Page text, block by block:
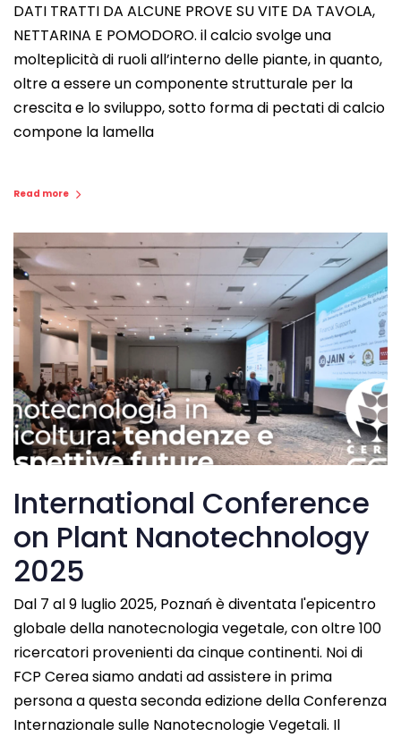
DATI TRATTI DA ALCUNE PROVE SU VITE DA TAVOLA,
NETTARINA E POMODORO. il calcio svolge una
molteplicità di ruoli all’interno delle piante, in quanto,
oltre a essere un componente strutturale per la
crescita e lo sviluppo, sotto forma di pectati di calcio
compone la lamella
Read more
International Conference
on Plant Nanotechnology
2025
Dal 7 al 9 luglio 2025, Poznań è diventata l'epicentro
globale della nanotecnologia vegetale, con oltre 100
ricercatori provenienti da cinque continenti. Noi di
FCP Cerea siamo andati ad assistere in prima
persona a questa seconda edizione della Conferenza
Internazionale sulle Nanotecnologie Vegetali. Il